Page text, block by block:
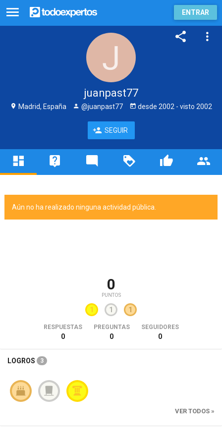
ENTRAR
juanpast77
Madrid, España @juanpast77 desde 2002 - visto 2002
SEGUIR
Aún no ha realizado ninguna actividad pública.
0
PUNTOS
1 1 1
RESPUESTAS
0
PREGUNTAS
0
SEGUIDORES
0
LOGROS 3
VER TODOS »